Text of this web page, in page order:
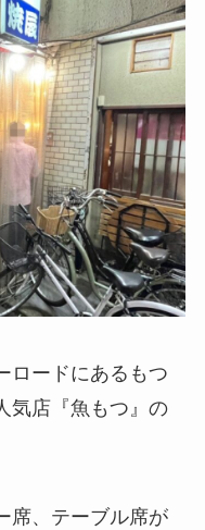
ロードにあるもつ
気店『魚もつ』の
席、テーブル席が